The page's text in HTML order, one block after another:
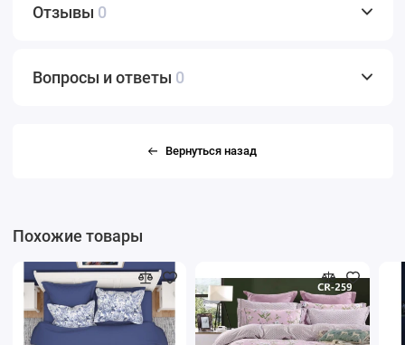
Отзывы 0
Вопросы и ответы 0
Вернуться назад
Похожие товары